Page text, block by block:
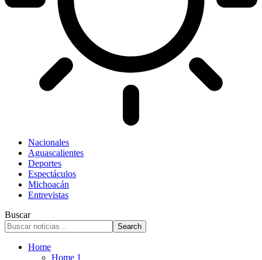
Nacionales
Aguascalientes
Deportes
Espectáculos
Michoacán
Entrevistas
Buscar
Home
Home 1